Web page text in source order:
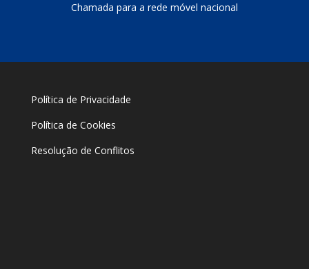
Chamada para a rede móvel nacional
Política de Privacidade
Política de Cookies
Resolução de Conflitos